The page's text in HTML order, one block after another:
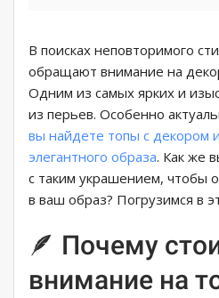
В поисках неповторимого
обращают внимание на
Одним из самых ярких и
из перьев. Особенно
вы найдете топы с декором
элегантного образа. Как же
с таким украшением, чтобы
в ваш образ? Погрузимся в
🪶 Почему
внимание на